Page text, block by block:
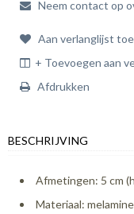
Neem contact op
Aan verlanglijst
+ Toevoegen aan
Afdrukken
BESCHRIJVING
Afmetingen: 5 cm
Materiaal: melamine